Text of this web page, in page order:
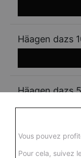
Häagen dazs
Häagen dazs
Vous pouvez
Pour cela, suivez